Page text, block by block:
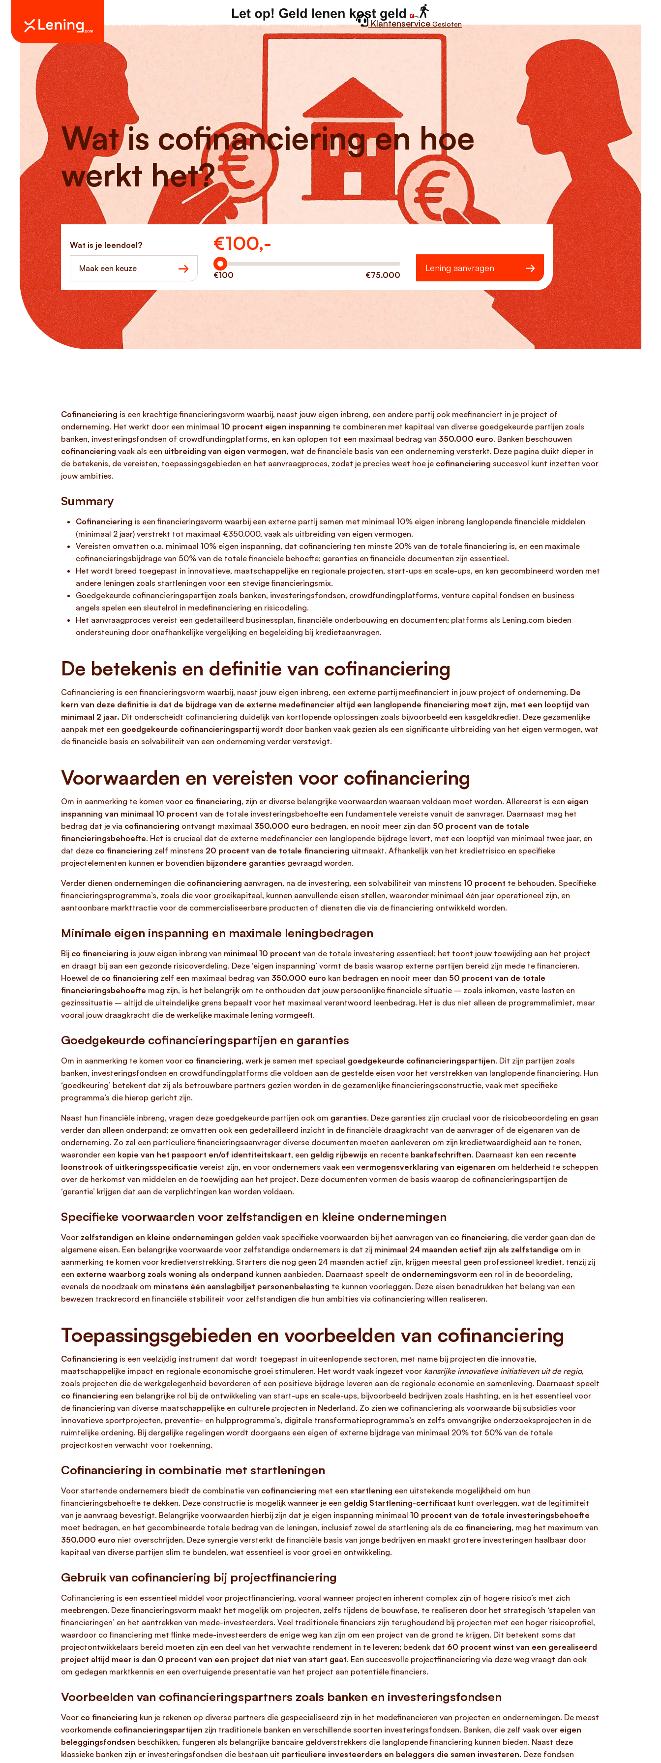
Geld lenen Leendoelen Over ons Kennisbank Klantenservice Gesloten
Wat is cofinanciering en hoe
werkt het?
Wat is je leendoel?
Maak een keuze
€100,-
Hoeveel wilt u lenen?
€100 €75.000
Lening aanvragen
Cofinanciering is een krachtige financieringsvorm waarbij, naast jouw eigen inbreng, een andere partij ook meefinanciert in je project of
onderneming. Het werkt door een minimaal 10 procent eigen inspanning te combineren met kapitaal van diverse goedgekeurde partijen zoals
banken, investeringsfondsen of crowdfundingplatforms, en kan oplopen tot een maximaal bedrag van 350.000 euro. Banken beschouwen
cofinanciering vaak als een uitbreiding van eigen vermogen, wat de financiële basis van een onderneming versterkt. Deze pagina duikt dieper in
de betekenis, de vereisten, toepassingsgebieden en het aanvraagproces, zodat je precies weet hoe je cofinanciering succesvol kunt inzetten voor
jouw ambities.
Summary
Cofinanciering is een financieringsvorm waarbij een externe partij samen met minimaal 10% eigen inbreng langlopende financiële middelen
(minimaal 2 jaar) verstrekt tot maximaal €350.000, vaak als uitbreiding van eigen vermogen.
Vereisten omvatten o.a. minimaal 10% eigen inspanning, dat cofinanciering ten minste 20% van de totale financiering is, en een maximale
cofinancieringsbijdrage van 50% van de totale financiële behoefte; garanties en financiële documenten zijn essentieel.
Het wordt breed toegepast in innovatieve, maatschappelijke en regionale projecten, start-ups en scale-ups, en kan gecombineerd worden met
andere leningen zoals startleningen voor een stevige financieringsmix.
Goedgekeurde cofinancieringspartijen zoals banken, investeringsfondsen, crowdfundingplatforms, venture capital fondsen en business
angels spelen een sleutelrol in medefinanciering en risicodeling.
Het aanvraagproces vereist een gedetailleerd businessplan, financiële onderbouwing en documenten; platforms als Lening.com bieden
ondersteuning door onafhankelijke vergelijking en begeleiding bij kredietaanvragen.
De betekenis en definitie van cofinanciering
Cofinanciering is een financieringsvorm waarbij, naast jouw eigen inbreng, een externe partij meefinanciert in jouw project of onderneming. De
kern van deze definitie is dat de bijdrage van de externe medefinancier altijd een langlopende financiering moet zijn, met een looptijd van
minimaal 2 jaar. Dit onderscheidt cofinanciering duidelijk van kortlopende oplossingen zoals bijvoorbeeld een kasgeldkrediet. Deze gezamenlijke
aanpak met een goedgekeurde cofinancieringspartij wordt door banken vaak gezien als een significante uitbreiding van het eigen vermogen, wat
de financiële basis en solvabiliteit van een onderneming verder verstevigt.
Voorwaarden en vereisten voor cofinanciering
Om in aanmerking te komen voor co financiering, zijn er diverse belangrijke voorwaarden waaraan voldaan moet worden. Allereerst is een eigen
inspanning van minimaal 10 procent van de totale investeringsbehoefte een fundamentele vereiste vanuit de aanvrager. Daarnaast mag het
bedrag dat je via cofinanciering ontvangt maximaal 350.000 euro bedragen, en nooit meer zijn dan 50 procent van de totale
financieringsbehoefte. Het is cruciaal dat de externe medefinancier een langlopende bijdrage levert, met een looptijd van minimaal twee jaar, en
dat deze co financiering zelf minstens 20 procent van de totale financiering uitmaakt. Afhankelijk van het kredietrisico en specifieke
projectelementen kunnen er bovendien bijzondere garanties gevraagd worden.
Verder dienen ondernemingen die cofinanciering aanvragen, na de investering, een solvabiliteit van minstens 10 procent te behouden. Specifieke
financieringsprogramma’s, zoals die voor groeikapitaal, kunnen aanvullende eisen stellen, waaronder minimaal één jaar operationeel zijn, en
aantoonbare markttractie voor de commercialiseerbare producten of diensten die via de financiering ontwikkeld worden.
Minimale eigen inspanning en maximale leningbedragen
Bij co financiering is jouw eigen inbreng van minimaal 10 procent van de totale investering essentieel; het toont jouw toewijding aan het project
en draagt bij aan een gezonde risicoverdeling. Deze ‘eigen inspanning’ vormt de basis waarop externe partijen bereid zijn mede te financieren.
Hoewel de co financiering zelf een maximaal bedrag van 350.000 euro kan bedragen en nooit meer dan 50 procent van de totale
financieringsbehoefte mag zijn, is het belangrijk om te onthouden dat jouw persoonlijke financiële situatie – zoals inkomen, vaste lasten en
gezinssituatie – altijd de uiteindelijke grens bepaalt voor het maximaal verantwoord leenbedrag. Het is dus niet alleen de programmalimiet, maar
vooral jouw draagkracht die de werkelijke maximale lening vormgeeft.
Goedgekeurde cofinancieringspartijen en garanties
Om in aanmerking te komen voor co financiering, werk je samen met speciaal goedgekeurde cofinancieringspartijen. Dit zijn partijen zoals
banken, investeringsfondsen en crowdfundingplatforms die voldoen aan de gestelde eisen voor het verstrekken van langlopende financiering. Hun
‘goedkeuring’ betekent dat zij als betrouwbare partners gezien worden in de gezamenlijke financieringsconstructie, vaak met specifieke
programma’s die hierop gericht zijn.
Naast hun financiële inbreng, vragen deze goedgekeurde partijen ook om garanties. Deze garanties zijn cruciaal voor de risicobeoordeling en gaan
verder dan alleen onderpand; ze omvatten ook een gedetailleerd inzicht in de financiële draagkracht van de aanvrager of de eigenaren van de
onderneming. Zo zal een particuliere financieringsaanvrager diverse documenten moeten aanleveren om zijn kredietwaardigheid aan te tonen,
waaronder een kopie van het paspoort en/of identiteitskaart, een geldig rijbewijs en recente bankafschriften. Daarnaast kan een recente
loonstrook of uitkeringsspecificatie vereist zijn, en voor ondernemers vaak een vermogensverklaring van eigenaren om helderheid te scheppen
over de herkomst van middelen en de toewijding aan het project. Deze documenten vormen de basis waarop de cofinancieringspartijen de
‘garantie’ krijgen dat aan de verplichtingen kan worden voldaan.
Specifieke voorwaarden voor zelfstandigen en kleine ondernemingen
Voor zelfstandigen en kleine ondernemingen gelden vaak specifieke voorwaarden bij het aanvragen van co financiering, die verder gaan dan de
algemene eisen. Een belangrijke voorwaarde voor zelfstandige ondernemers is dat zij minimaal 24 maanden actief zijn als zelfstandige om in
aanmerking te komen voor kredietverstrekking. Starters die nog geen 24 maanden actief zijn, krijgen meestal geen professioneel krediet, tenzij zij
een externe waarborg zoals woning als onderpand kunnen aanbieden. Daarnaast speelt de ondernemingsvorm een rol in de beoordeling,
evenals de noodzaak om minstens één aanslagbiljet personenbelasting te kunnen voorleggen. Deze eisen benadrukken het belang van een
bewezen trackrecord en financiële stabiliteit voor zelfstandigen die hun ambities via cofinanciering willen realiseren.
Toepassingsgebieden en voorbeelden van cofinanciering
Cofinanciering is een veelzijdig instrument dat wordt toegepast in uiteenlopende sectoren, met name bij projecten die innovatie,
maatschappelijke impact en regionale economische groei stimuleren. Het wordt vaak ingezet voor kansrijke innovatieve initiatieven uit de regio,
zoals projecten die de werkgelegenheid bevorderen of een positieve bijdrage leveren aan de regionale economie en samenleving. Daarnaast speelt
co financiering een belangrijke rol bij de ontwikkeling van start-ups en scale-ups, bijvoorbeeld bedrijven zoals Hashting, en is het essentieel voor
de financiering van diverse maatschappelijke en culturele projecten in Nederland. Zo zien we cofinanciering als voorwaarde bij subsidies voor
innovatieve sportprojecten, preventie- en hulpprogramma’s, digitale transformatieprogramma’s en zelfs omvangrijke onderzoeksprojecten in de
ruimtelijke ordening. Bij dergelijke regelingen wordt doorgaans een eigen of externe bijdrage van minimaal 20% tot 50% van de totale
projectkosten verwacht voor toekenning.
Cofinanciering in combinatie met startleningen
Voor startende ondernemers biedt de combinatie van cofinanciering met een startlening een uitstekende mogelijkheid om hun
financieringsbehoefte te dekken. Deze constructie is mogelijk wanneer je een geldig Startlening-certificaat kunt overleggen, wat de legitimiteit
van je aanvraag bevestigt. Belangrijke voorwaarden hierbij zijn dat je eigen inspanning minimaal 10 procent van de totale investeringsbehoefte
moet bedragen, en het gecombineerde totale bedrag van de leningen, inclusief zowel de startlening als de co financiering, mag het maximum van
350.000 euro niet overschrijden. Deze synergie versterkt de financiële basis van jonge bedrijven en maakt grotere investeringen haalbaar door
kapitaal van diverse partijen slim te bundelen, wat essentieel is voor groei en ontwikkeling.
Gebruik van cofinanciering bij projectfinanciering
Cofinanciering is een essentieel middel voor projectfinanciering, vooral wanneer projecten inherent complex zijn of hogere risico’s met zich
meebrengen. Deze financieringsvorm maakt het mogelijk om projecten, zelfs tijdens de bouwfase, te realiseren door het strategisch ‘stapelen van
financieringen’ en het aantrekken van mede-investeerders. Veel traditionele financiers zijn terughoudend bij projecten met een hoger risicoprofiel,
waardoor co financiering met flinke mede-investeerders de enige weg kan zijn om een project van de grond te krijgen. Dit betekent soms dat
projectontwikkelaars bereid moeten zijn een deel van het verwachte rendement in te leveren; bedenk dat 60 procent winst van een gerealiseerd
project altijd meer is dan 0 procent van een project dat niet van start gaat. Een succesvolle projectfinanciering via deze weg vraagt dan ook
om gedegen marktkennis en een overtuigende presentatie van het project aan potentiële financiers.
Voorbeelden van cofinancieringspartners zoals banken en investeringsfondsen
Voor co financiering kun je rekenen op diverse partners die gespecialiseerd zijn in het medefinancieren van projecten en ondernemingen. De meest
voorkomende cofinancieringspartijen zijn traditionele banken en verschillende soorten investeringsfondsen. Banken, die zelf vaak over eigen
beleggingsfondsen beschikken, fungeren als belangrijke bancaire geldverstrekkers die langlopende financiering kunnen bieden. Naast deze
klassieke banken zijn er investeringsfondsen die bestaan uit particuliere investeerders en beleggers die samen investeren. Deze fondsen